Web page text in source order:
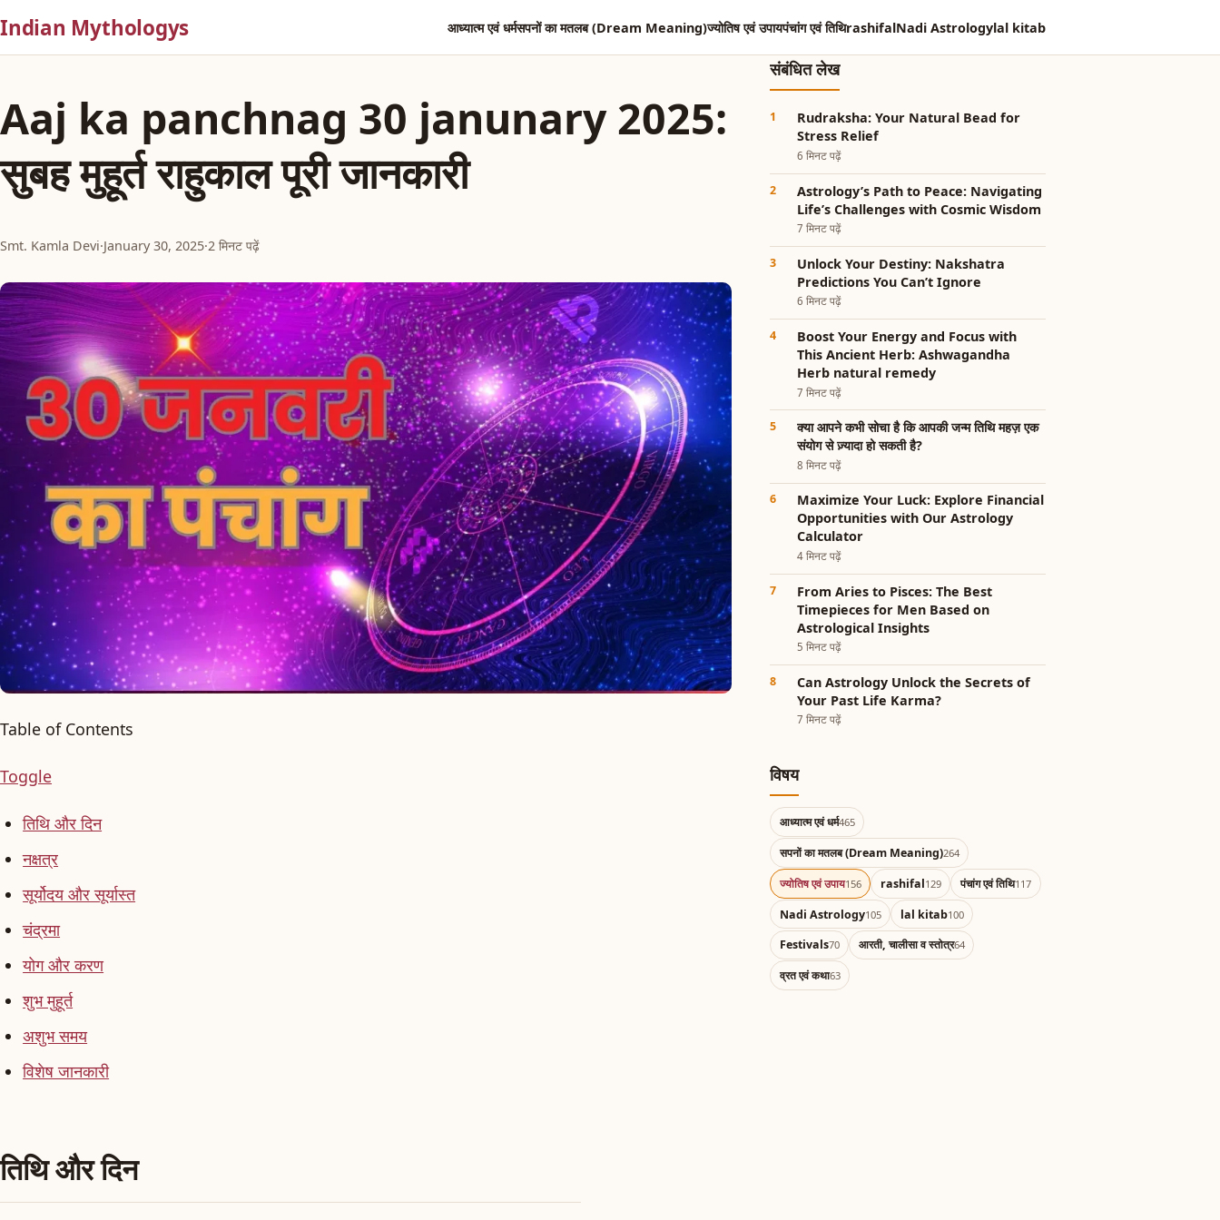
Indian Mythologys आध्यात्म एवं धर्मसपनों का मतलब (Dream Meaning)ज्योतिष एवं उपायपंचांग एवं तिथिrashifalNadi Astrologylal kitab
Aaj ka panchnag 30 janunary 2025:
सुबह मुहूर्त राहुकाल पूरी जानकारी
Smt. Kamla Devi·January 30, 2025·2 मिनट पढ़ें
Table of Contents
Toggle
तिथि और दिन
नक्षत्र
सूर्योदय और सूर्यास्त
चंद्रमा
योग और करण
शुभ मुहूर्त
अशुभ समय
विशेष जानकारी
तिथि और दिन
संबंधित लेख
Rudraksha: Your Natural Bead for
Stress Relief
6 मिनट पढ़ें
Astrology’s Path to Peace: Navigating
Life’s Challenges with Cosmic Wisdom
7 मिनट पढ़ें
Unlock Your Destiny: Nakshatra
Predictions You Can’t Ignore
6 मिनट पढ़ें
Boost Your Energy and Focus with
This Ancient Herb: Ashwagandha
Herb natural remedy
7 मिनट पढ़ें
क्या आपने कभी सोचा है कि आपकी जन्म तिथि महज़ एक
संयोग से ज़्यादा हो सकती है?
8 मिनट पढ़ें
Maximize Your Luck: Explore Financial
Opportunities with Our Astrology
Calculator
4 मिनट पढ़ें
From Aries to Pisces: The Best
Timepieces for Men Based on
Astrological Insights
5 मिनट पढ़ें
Can Astrology Unlock the Secrets of
Your Past Life Karma?
7 मिनट पढ़ें
विषय
आध्यात्म एवं धर्म465
सपनों का मतलब (Dream Meaning)264
ज्योतिष एवं उपाय156 rashifal129 पंचांग एवं तिथि117
Nadi Astrology105 lal kitab100
Festivals70 आरती, चालीसा व स्तोत्र64
व्रत एवं कथा63